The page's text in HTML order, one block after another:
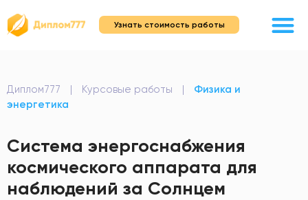
Узнать стоимость работы
Диплом777 | Курсовые работы |
Физика и
энергетика
Система энергоснабжения
космического аппарата для
наблюдений за Солнцем